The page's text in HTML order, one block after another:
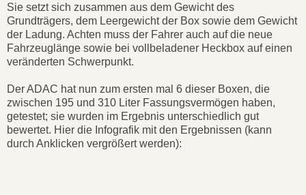
Sie setzt sich zusammen aus dem Gewicht des
Grundträgers, dem Leergewicht der Box sowie dem Gewicht
der Ladung. Achten muss der Fahrer auch auf die neue
Fahrzeuglänge sowie bei vollbeladener Heckbox auf einen
veränderten Schwerpunkt.
Der ADAC hat nun zum ersten mal 6 dieser Boxen, die
zwischen 195 und 310 Liter Fassungsvermögen haben,
getestet; sie wurden im Ergebnis unterschiedlich gut
bewertet. Hier die Infografik mit den Ergebnissen (kann
durch Anklicken vergrößert werden):